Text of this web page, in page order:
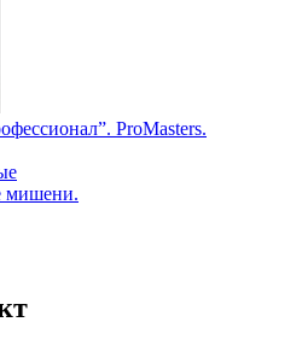
ProMasters.
мишени.